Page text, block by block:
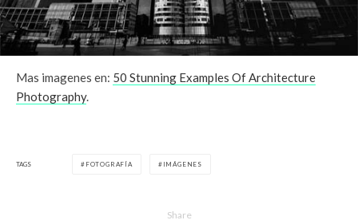
Mas imagenes en: 50 Stunning Examples Of Architecture
Photography.
TAGS FOTOGRAFÍA IMÁGENES
Share